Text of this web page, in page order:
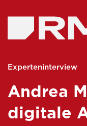
Experteninterview
Andrea
digitale